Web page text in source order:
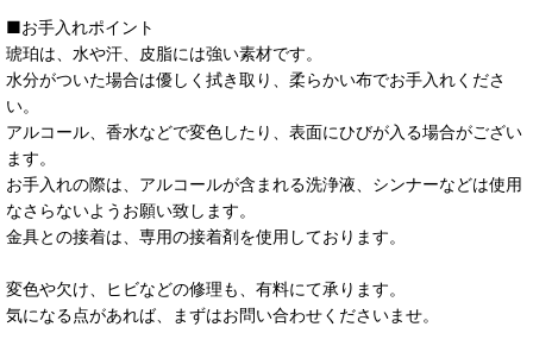
■お手入れポイント
琥珀は、水や汗、皮脂には強い素材です。
水分がついた場合は優しく拭き取り、柔らかい布でお手入れくださ
い。
アルコール、香水などで変色したり、表面にひびが入る場合がござい
ます。
お手入れの際は、アルコールが含まれる洗浄液、シンナーなどは使用
なさらないようお願い致します。
金具との接着は、専用の接着剤を使用しております。
変色や欠け、ヒビなどの修理も、有料にて承ります。
気になる点があれば、まずはお問い合わせくださいませ。